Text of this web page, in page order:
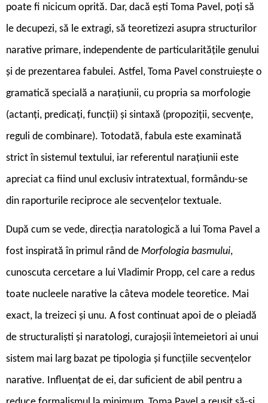
poate fi nicicum oprită. Dar, dacă ești Toma Pavel, poți să
le decupezi, să le extragi, să teoretizezi asupra structurilor
narative primare, independente de particularităţile genului
şi de prezentarea fabulei. Astfel, Toma Pavel construiește o
gramatică specială a naraţiunii, cu propria sa morfologie
(actanţi, predicaţi, funcţii) şi sintaxă (propoziţii, secvenţe,
reguli de combinare). Totodată, fabula este examinată
strict în sistemul textului, iar referentul naraţiunii este
apreciat ca fiind unul exclusiv intratextual, formându-se
din raporturile reciproce ale secvenţelor textuale.
După cum se vede, direcţia naratologică a lui Toma Pavel a
fost inspirată în primul rând de Morfologia basmului,
cunoscuta cercetare a lui Vladimir Propp, cel care a redus
toate nucleele narative la câteva modele teoretice. Mai
exact, la treizeci și unu. A fost continuat apoi de o pleiadă
de structuraliști și naratologi, curajoșii întemeietori ai unui
sistem mai larg bazat pe tipologia şi funcţiile secvenţelor
narative. Influențat de ei, dar suficient de abil pentru a